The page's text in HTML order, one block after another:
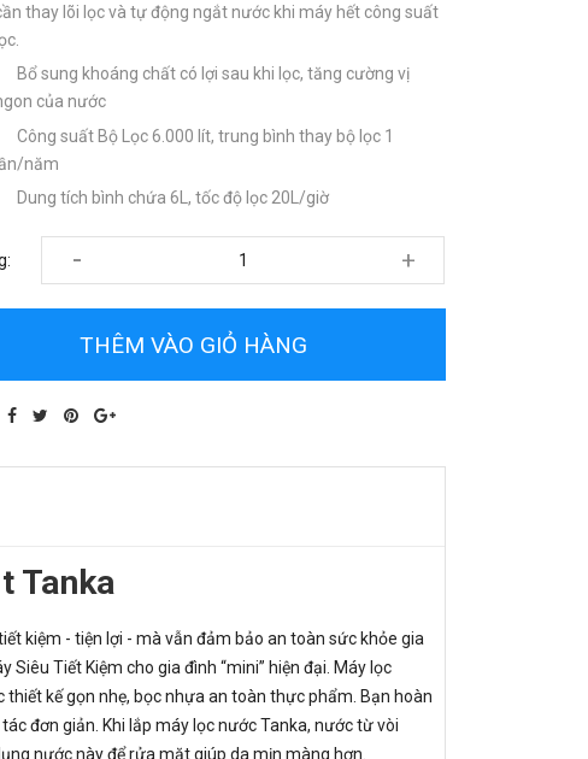
thay lõi lọc và tự động ngắt nước khi máy hết công suất
Bổ sung khoáng chất có lợi sau khi lọc, tăng cường vị
của nước
Công suất Bộ Lọc 6.000 lít, trung bình thay bộ lọc 1
năm
Dung tích bình chứa 6L, tốc độ lọc 20L/giờ
- +
THÊM VÀO GIỎ HÀNG
Tanka
kiệm - tiện lợi - mà vẫn đảm bảo an toàn sức khỏe gia
Siêu Tiết Kiệm cho gia đình “mini” hiện đại. Máy lọc
kế gọn nhẹ, bọc nhựa an toàn thực phẩm. Bạn hoàn
đơn giản. Khi lắp máy lọc nước Tanka, nước từ vòi
nước này để rửa mặt giúp da mịn màng hơn.